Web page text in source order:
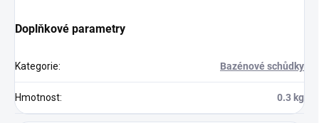
Doplňkové parametry
Kategorie: Bazénové schůdky
Hmotnost: 0.3 kg